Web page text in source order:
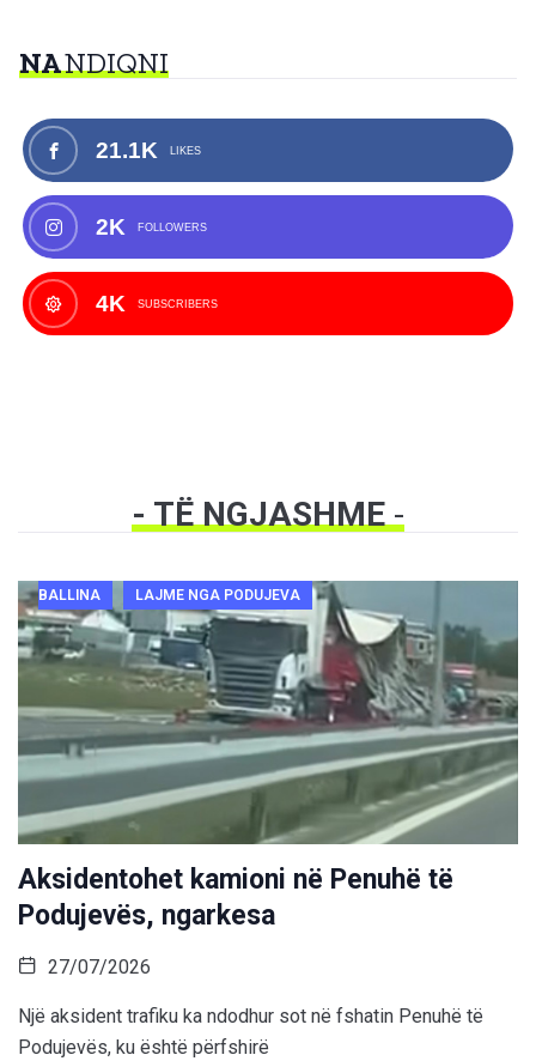
NANDIQNI
21.1K LIKES
2K FOLLOWERS
4K SUBSCRIBERS
- TË NGJASHME-
BALLINA LAJME NGA PODUJEVA
Aksidentohet kamioni në Penuhë të
Podujevës, ngarkesa
27/07/2026
Një aksident trafiku ka ndodhur sot në fshatin Penuhë të
Podujevës, ku është përfshirë